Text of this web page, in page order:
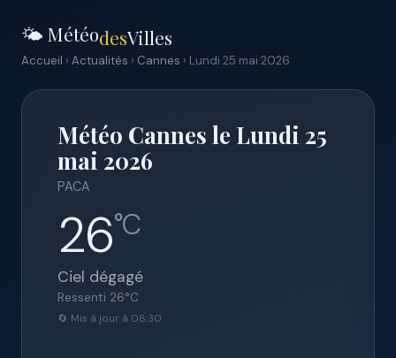
🌤️ MétéodesVilles
Accueil › Actualités › Cannes › Lundi 25 mai 2026
Météo Cannes le Lundi 25
mai 2026
PACA
26°C
Ciel dégagé
Ressenti 26°C
🔄 Mis à jour à 08:30